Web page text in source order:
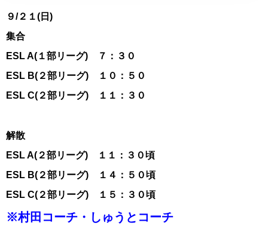
９/２１(日)
集合
ESL A(１部リーグ) ７：３０
ESL B(２部リーグ) １０：５０
ESL C(２部リーグ) １１：３０
解散
ESL A(２部リーグ) １１：３０頃
ESL B(２部リーグ) １４：５０頃
ESL C(２部リーグ) １５：３０頃
※村田コーチ・しゅうとコーチ